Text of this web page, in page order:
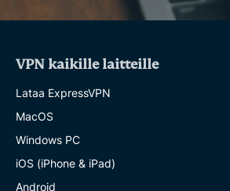
VPN kaikille laitteille
Lataa ExpressVPN
MacOS
Windows PC
iOS (iPhone & iPad)
Android